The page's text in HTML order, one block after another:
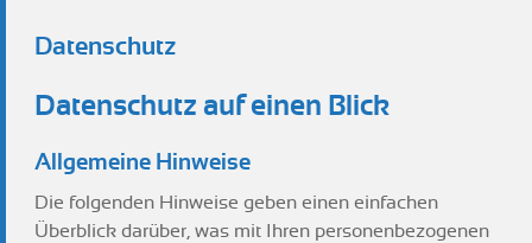
Datenschutz
Datenschutz auf einen Blick
Allgemeine Hinweise
Die folgenden Hinweise geben einen einfachen
Überblick darüber, was mit Ihren personenbezogenen